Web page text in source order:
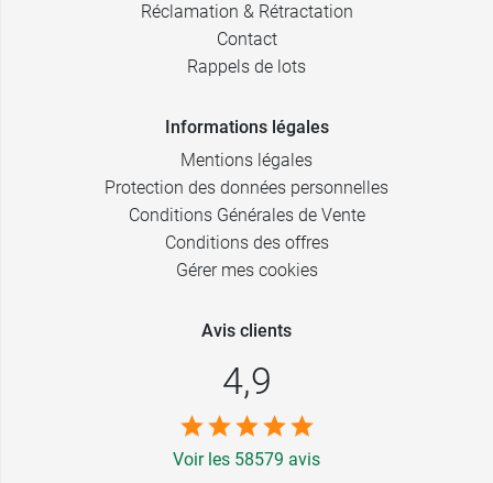
Réclamation & Rétractation
Contact
Rappels de lots
Informations légales
Mentions légales
Protection des données personnelles
Conditions Générales de Vente
Conditions des offres
Gérer mes cookies
Avis clients
4,9
Voir les 58579 avis